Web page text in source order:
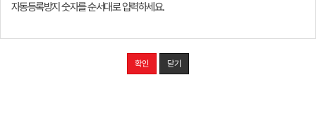
자동등록방지 숫자를 순서대로 입력하세요.
확인 닫기